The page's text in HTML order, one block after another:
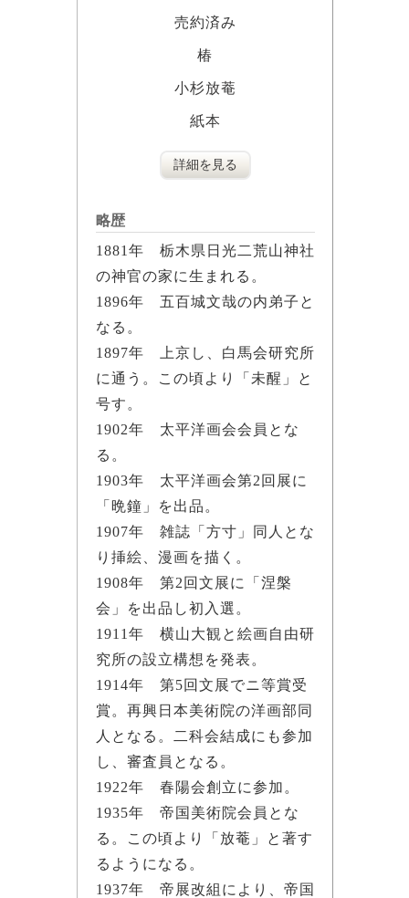
売約済み
椿
小杉放菴
紙本
詳細を見る
略歴
1881年 栃木県日光二荒山神社
の神官の家に生まれる。
1896年 五百城文哉の内弟子と
なる。
1897年 上京し、白馬会研究所
に通う。この頃より「未醒」と
号す。
1902年 太平洋画会会員とな
る。
1903年 太平洋画会第2回展に
「晩鐘」を出品。
1907年 雑誌「方寸」同人とな
り挿絵、漫画を描く。
1908年 第2回文展に「涅槃
会」を出品し初入選。
1911年 横山大観と絵画自由研
究所の設立構想を発表。
1914年 第5回文展でニ等賞受
賞。再興日本美術院の洋画部同
人となる。二科会結成にも参加
し、審査員となる。
1922年 春陽会創立に参加。
1935年 帝国美術院会員とな
る。この頃より「放菴」と著す
るようになる。
1937年 帝展改組により、帝国